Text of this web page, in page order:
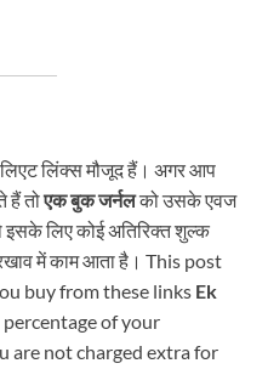
लिंक्स मौजूद हैं। अगर आप
हैं तोएक बुक जर्नलको उसके एवज
इसके लिए कोई अतिरिक्त शुल्क
में काम आता है। This post
buy from these links Ek
percentage of your
are not charged extra for